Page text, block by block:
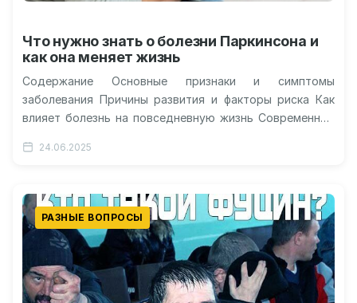
Что нужно знать о болезни Паркинсона и
как она меняет жизнь
Содержание Основные признаки и симптомы
заболевания Причины развития и факторы риска Как
влияет болезнь на повседневную жизнь Современные
Паркинсона…
24.06.2025
РАЗНЫЕ ВОПРОСЫ